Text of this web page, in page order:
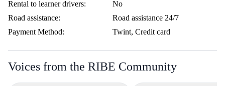
Rental to learner drivers:
No
Road assistance:
Road assistance 24/7
Payment Method:
Twint, Credit card
Voices from the RIBE Community